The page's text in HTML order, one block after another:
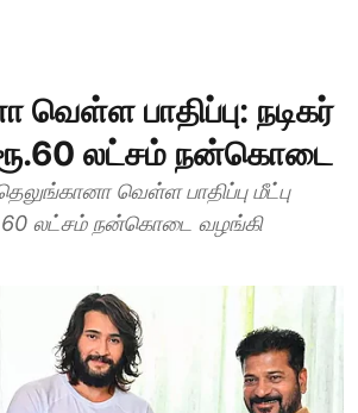
வெள்ள பாதிப்பு: நடிகர்
ரூ.60 லட்சம் நன்கொடை
வெள்ள பாதிப்பு மீட்பு
லட்சம் நன்கொடை வழங்கி